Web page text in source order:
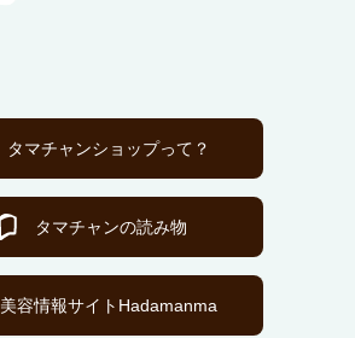
タマチャンショップって？
タマチャンの読み物
美容情報サイトHadamanma